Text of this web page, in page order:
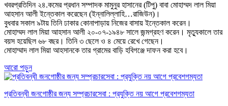
খবরপ্রতিদিন ২৪.কমের প্রধান সম্পাদক মামুনুর হাসানের (টিপু) বাবা মোহাম্মদ লাল মিয়া
আহসান আলী ইন্তেকাল করেছেন (ইন্নালিল্লাহি…রাজিউন)।
বুধবার সকাল ৯টায় তিনি ঢাকার কোনাপাড়ায় নিজের বাসায় ইন্তেকাল করেন।
মোহাম্মদ লাল মিয়া আহসান আলী ২০-০৭-১৯৪৮ সালে জন্মগ্রহণ করেন। মৃত্যুকালে তার
বয়স হয়েছিল ৬৮ বছর। তিনি ৩ ছেলে ও ৪ মেয়ে রেখে গেছেন।
মোহাম্মাদ লাল মিয়া আহসানকে তার গ্রামের বাড়ি হবিগঞ্জে দাফন করা হবে।
আরো পড়ুন
প্রতিবন্ধী জনগোষ্ঠীর জন্য সম্প্রচারসেবা : প্রযুক্তি নয় আগে প্রবেশগম্যতা